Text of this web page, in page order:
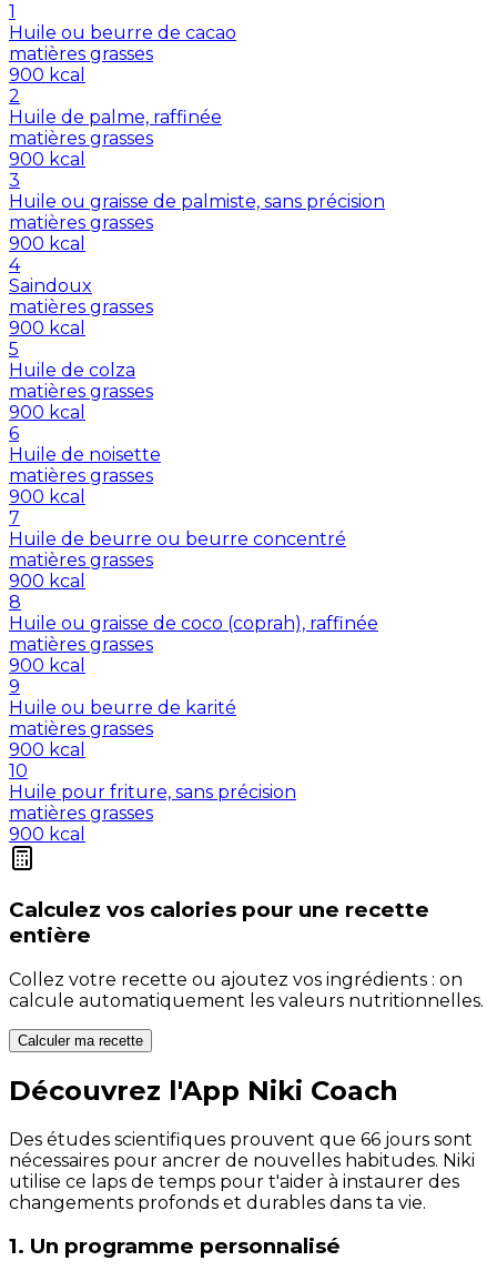
1
Huile ou beurre de cacao
matières grasses
900 kcal
2
Huile de palme, raffinée
matières grasses
900 kcal
3
Huile ou graisse de palmiste, sans précision
matières grasses
900 kcal
4
Saindoux
matières grasses
900 kcal
5
Huile de colza
matières grasses
900 kcal
6
Huile de noisette
matières grasses
900 kcal
7
Huile de beurre ou beurre concentré
matières grasses
900 kcal
8
Huile ou graisse de coco (coprah), raffinée
matières grasses
900 kcal
9
Huile ou beurre de karité
matières grasses
900 kcal
10
Huile pour friture, sans précision
matières grasses
900 kcal
Calculez vos calories pour une recette
entière
Collez votre recette ou ajoutez vos ingrédients : on
calcule automatiquement les valeurs nutritionnelles.
Calculer ma recette
Découvrez l'App Niki Coach
Des études scientifiques prouvent que 66 jours sont
nécessaires pour ancrer de nouvelles habitudes. Niki
utilise ce laps de temps pour t'aider à instaurer des
changements profonds et durables dans ta vie.
1. Un programme personnalisé